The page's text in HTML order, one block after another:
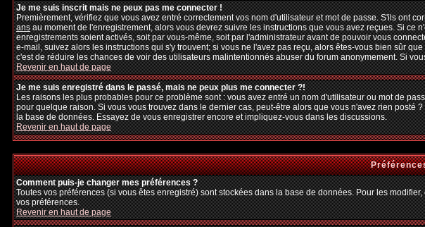
Je me suis inscrit mais ne peux pas me connecter !
Premièrement, vérifiez que vous avez entré correctement vos nom d'utilisateur et mot de passe. S'ils ont
ansau moment de l'enregistrement, alors vous devrez suivre les instructions que vous avez reçues. Si
enregistrements soient activés, soit par vous-même, soit par l'administrateur avant de pouvoir vous
e-mail, suivez alors les instructions qui s'y trouvent; si vous ne l'avez pas reçu, alors êtes-vous bien sûr
c'est de réduire les chances de voir des utilisateurs malintentionnés abuser du forum anonymement. Si
Revenir en haut de page
Je me suis enregistré dans le passé, mais ne peux plus me connecter ?!
Les raisons les plus probables pour ce problème sont : vous avez entré un nom d'utilisateur ou mot de
pour quelque raison. Si vous vous trouvez dans le dernier cas, peut-être alors que vous n'avez rien
la base de données. Essayez de vous enregistrer encore et impliquez-vous dans les discussions.
Revenir en haut de page
Comment puis-je changer mes préférences ?
Toutes vos préférences (si vous êtes enregistré) sont stockées dans la base de données. Pour les
vos préférences.
Revenir en haut de page